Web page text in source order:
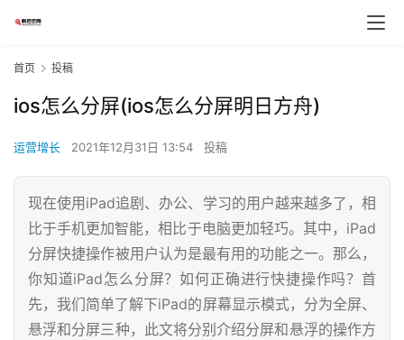
首页 投稿
ios怎么分屏(ios怎么分屏明日方舟)
运营增长 2021年12月31日 13:54 投稿
现在使用iPad追剧、办公、学习的用户越来越多了，相
比于手机更加智能，相比于电脑更加轻巧。其中，iPad
分屏快捷操作被用户认为是最有用的功能之一。那么，
你知道iPad怎么分屏？如何正确进行快捷操作吗？首
先，我们简单了解下iPad的屏幕显示模式，分为全屏、
悬浮和分屏三种，此文将分别介绍分屏和悬浮的操作方